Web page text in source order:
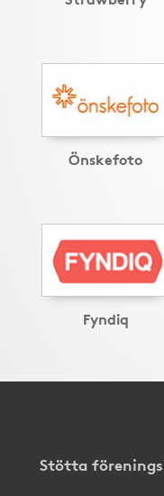
Önskefoto
Fyndiq
Stötta